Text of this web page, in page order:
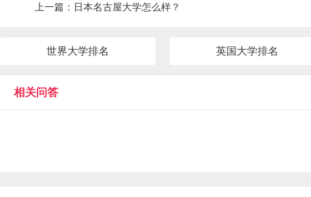
上一篇： 日本名古屋大学怎么样？
世界大学排名 英国大学排名
相关问答